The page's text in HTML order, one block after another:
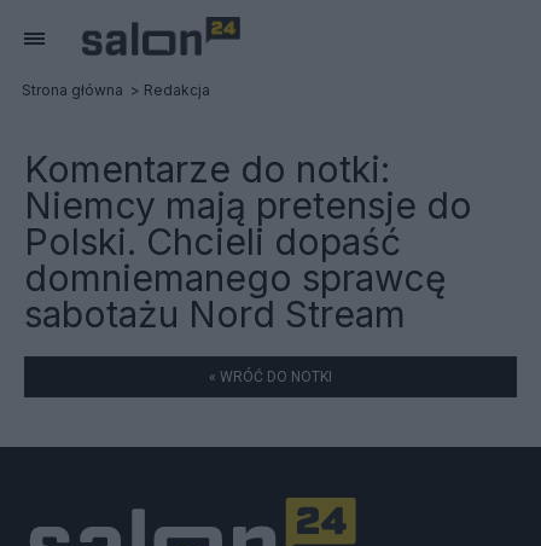
Strona główna Redakcja
Komentarze do notki:
Niemcy mają pretensje do
Polski. Chcieli dopaść
domniemanego sprawcę
sabotażu Nord Stream
« WRÓĆ DO NOTKI